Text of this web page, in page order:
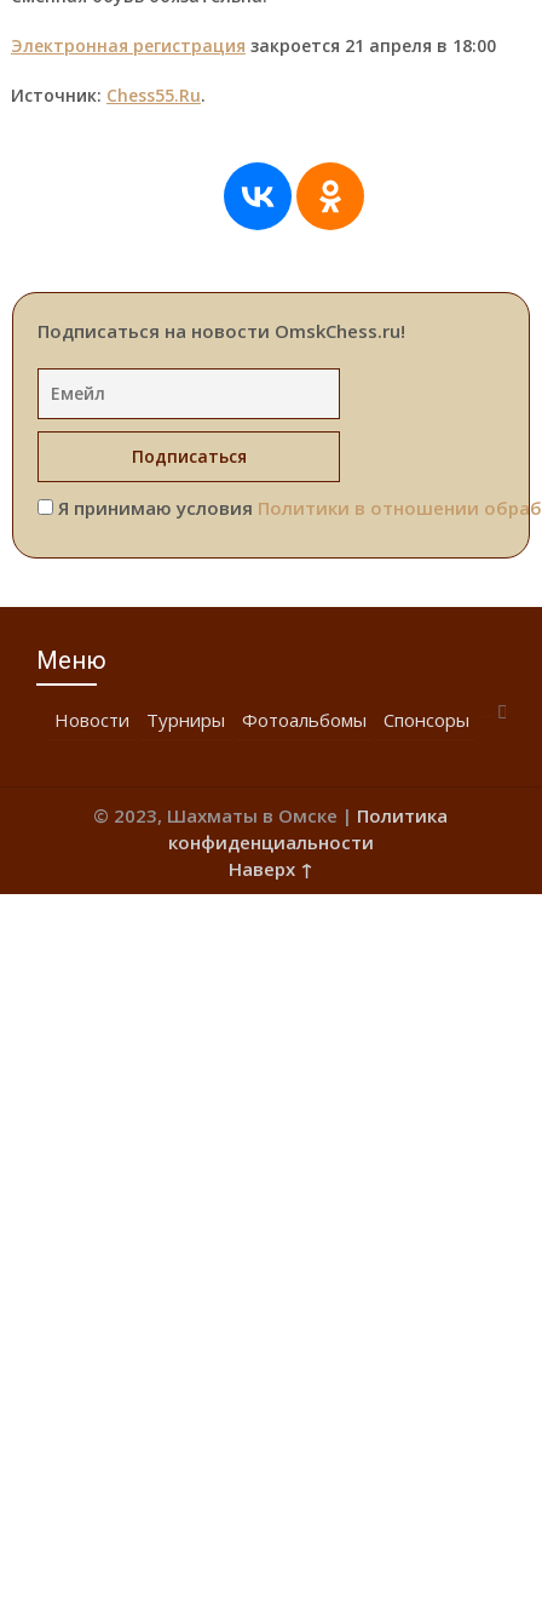
Электронная регистрация закроется 21 апреля в 18:00
Источник: Chess55.Ru.
Подписаться на новости OmskChess.ru!
Я принимаю условия Политики в отношении
Меню
Новости Турниры Фотоальбомы Спонсоры
© 2023, Шахматы в Омске | Политика
конфиденциальности
Наверх ↑